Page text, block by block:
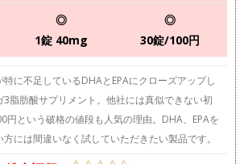
◎
1錠 40mg
◎
30錠/100円
特に不足しているDHAとEPAにクローズアップし
3脂肪酸サプリメント。他社には真似できない初
円という破格の値段も人気の理由。DHA、EPAを
方には間違いなく試していただきたい製品です。